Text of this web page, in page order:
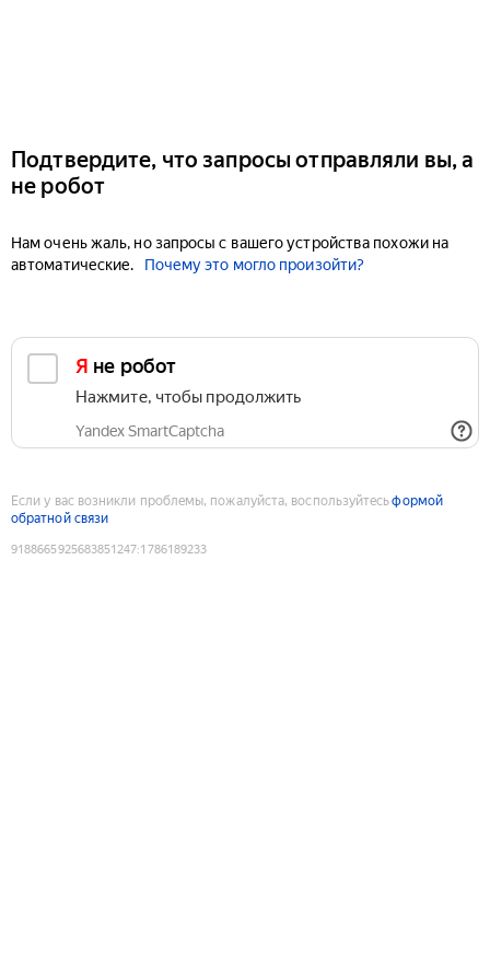
Подтвердите, что запросы отправляли вы, а
не робот
Нам очень жаль, но запросы с вашего устройства похожи на
автоматические.
Почему это могло произойти?
Я не робот
Нажмите, чтобы продолжить
Yandex SmartCaptcha
Если у вас возникли проблемы, пожалуйста, воспользуйтесьформой
обратной связи
9188665925683851247:1786189233